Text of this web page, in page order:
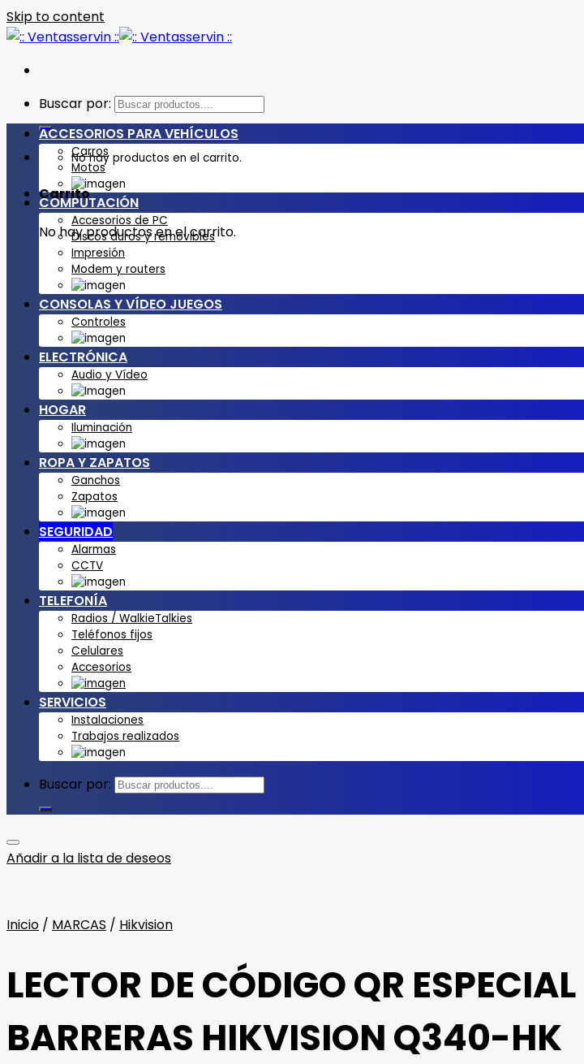
Skip to content
Buscar por:
No hay productos en el carrito.
Carrito
No hay productos en el carrito.
ACCESORIOS PARA VEHÍCULOS
Carros
Motos
COMPUTACIÓN
Accesorios de PC
Discos duros y removibles
Impresión
Modem y routers
CONSOLAS Y VÍDEO JUEGOS
Controles
ELECTRÓNICA
Audio y Vídeo
HOGAR
Iluminación
ROPA Y ZAPATOS
Ganchos
Zapatos
SEGURIDAD
Alarmas
CCTV
TELEFONÍA
Radios / WalkieTalkies
Teléfonos fijos
Celulares
Accesorios
SERVICIOS
Instalaciones
Trabajos realizados
Buscar por:
Añadir a la lista de deseos
Inicio / MARCAS / Hikvision
LECTOR DE CÓDIGO QR
BARRERAS HIKVISION Q340-HK